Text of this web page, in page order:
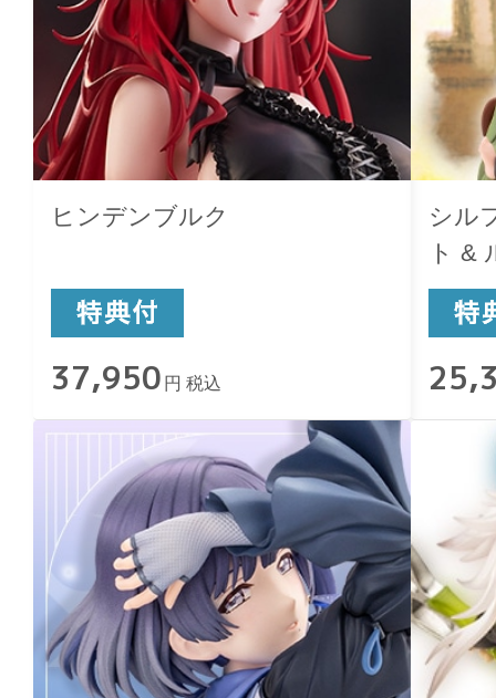
ヒンデンブルク
37,950 円 税込
シル
ト &